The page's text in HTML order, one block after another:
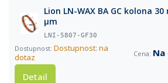
Lion LN-WAX BA GC kolona
µm
LNI-5807-GF30
Dostupnost: na
dotaz
Detail